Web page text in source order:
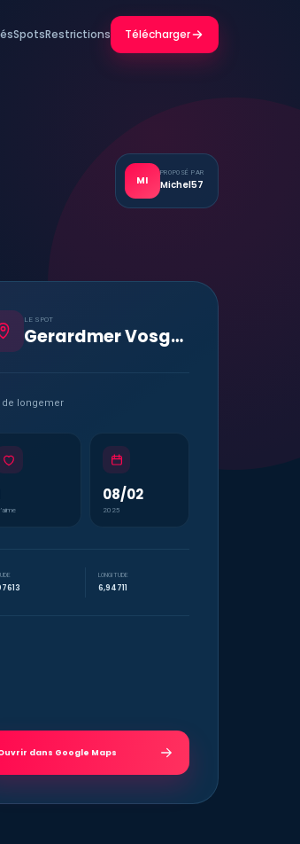
SpotsRestrictions Télécharger
MI
PROPOSÉ PAR
Michel57
LE SPOT
Gerardmer Vosges
de longemer
08/02
2025
LONGITUDE
6,94711
dans Google Maps